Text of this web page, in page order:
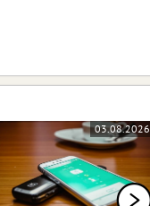
03.08.2026